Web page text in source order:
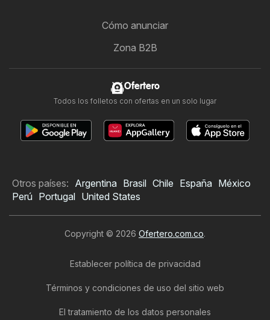
Cómo anunciar
Zona B2B
Ofertero
Todos los folletos con ofertas en un solo lugar
Otros países: Argentina Brasil Chile España México
Perú Portugal United States
Copyright © 2026 Ofertero.com.co.
Establecer política de privacidad
Términos y condiciones de uso del sitio web
El tratamiento de los datos personales